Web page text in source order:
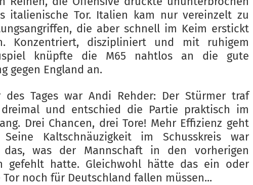
italienische Tor. Italien kam nur vereinzelt zu
die aber schnell im Keim erstickt
Konzentriert, diszipliniert und mit ruhigem
knüpfte die M65 nahtlos an die gute
gegen England an.
des Tages war Andi Rehder: Der Stürmer traf
und entschied die Partie praktisch im
Drei Chancen, drei Tore! Mehr Effizienz geht
Seine Kaltschnäuzigkeit im Schusskreis war
das, was der Mannschaft in den vorherigen
gefehlt hatte. Gleichwohl hätte das ein oder
Tor noch für Deutschland fallen müssen...